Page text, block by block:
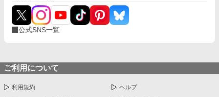
公式SNS一覧
ご利用について
利用規約 ヘルプ